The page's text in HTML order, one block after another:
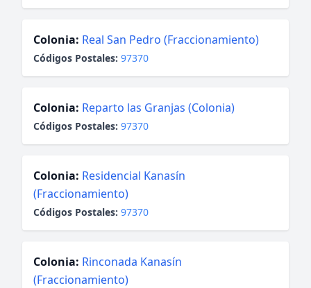
Colonia: Real San Pedro (Fraccionamiento)
Códigos Postales: 97370
Colonia: Reparto las Granjas (Colonia)
Códigos Postales: 97370
Colonia: Residencial Kanasín
(Fraccionamiento)
Códigos Postales: 97370
Colonia: Rinconada Kanasín
(Fraccionamiento)